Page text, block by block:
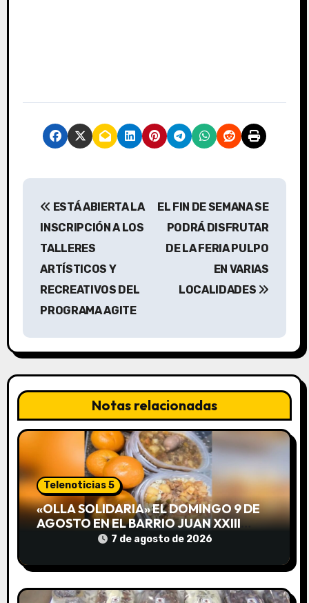
N
a
c
i
ó
n
d
e
e
n
t
ESTÁ ABIERTA LA
INSCRIPCIÓN A LOS
TALLERES
ARTÍSTICOS Y
RECREATIVOS DEL
PROGRAMA AGITE
EL FIN DE SEMANA SE
PODRÁ DISFRUTAR
DE LA FERIA PULPO
EN VARIAS
LOCALIDADES
Notas relacionadas
Telenoticias 5
«OLLA SOLIDARIA» EL DOMINGO 9 DE
AGOSTO EN EL BARRIO JUAN XXIII
DESDE LAS 13 HS7 de agosto de 2026